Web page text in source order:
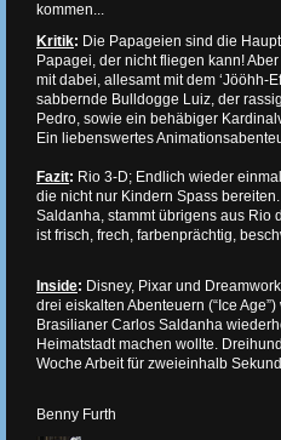
kommen...
Kritik: Die Papageien sind die
Papagei, der nicht fliegen kann!
mit dabei, allesamt mit dem ‘Jööhh-
sabbernde Bulldogge Luiz, der
Pedro, sowie ein behäbiger
Ein liebenswertes
Fazit: Rio 3-D; Endlich wieder
die nicht nur Kindern Spass
Saldanha, stammt übrigens aus Rio
ist frisch, frech, farbenprächtig,
Inside: Disney, Pixar und
drei eiskalten Abenteuern (“Ice
Brasilianer Carlos Saldanha
Heimatstadt machen wollte.
Woche Arbeit für zweieinhalb
Benny Furth